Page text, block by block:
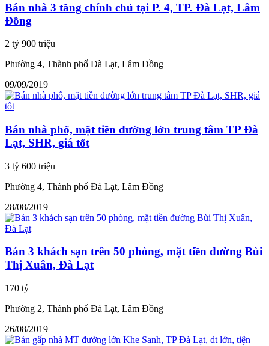
Bán nhà 3 tầng chính chủ tại P. 4, TP. Đà Lạt, Lâm
Đồng
2 tỷ 900 triệu
Phường 4, Thành phố Đà Lạt, Lâm Đồng
09/09/2019
Bán nhà phố, mặt tiền đường lớn trung tâm TP Đà
Lạt, SHR, giá tốt
3 tỷ 600 triệu
Phường 4, Thành phố Đà Lạt, Lâm Đồng
28/08/2019
Bán 3 khách sạn trên 50 phòng, mặt tiền đường Bùi
Thị Xuân, Đà Lạt
170 tỷ
Phường 2, Thành phố Đà Lạt, Lâm Đồng
26/08/2019